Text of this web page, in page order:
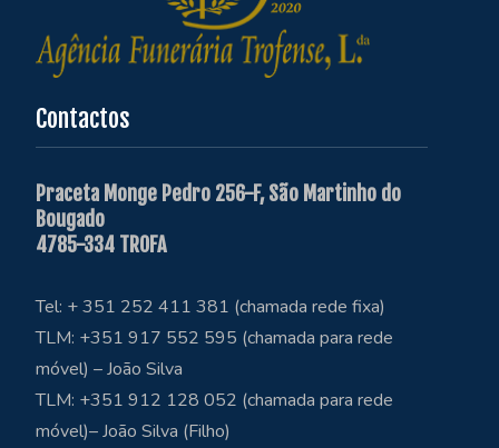
Contactos
Praceta Monge Pedro 256-F, São Martinho do
Bougado
4785-334 TROFA
Tel: + 351 252 411 381 (chamada rede fixa)
TLM: +351 917 552 595 (chamada para rede
móvel) – João Silva
TLM: +351 912 128 052 (chamada para rede
móvel)– João Silva (Filho)